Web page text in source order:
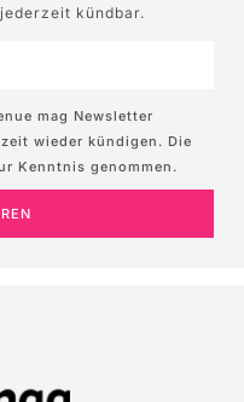
kündbar.
mag Newsletter
wieder kündigen. Die
Kenntnis genommen.